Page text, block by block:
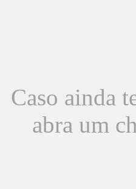
Caso ainda
abra um